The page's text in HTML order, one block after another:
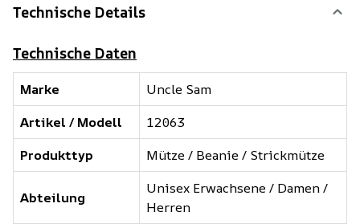
Technische Details
Technische Daten
Marke
Uncle Sam
Artikel / Modell
12063
Produkttyp
Mütze / Beanie / Strickmütze
Abteilung
Unisex Erwachsene / Damen /
Herren